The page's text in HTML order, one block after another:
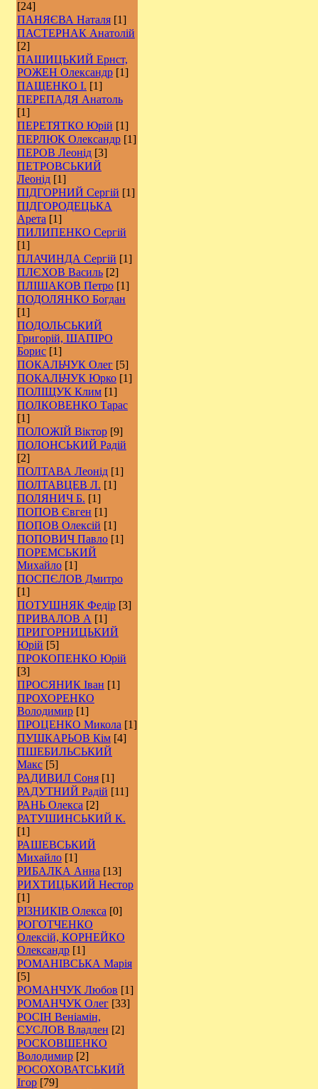
[24]
ПАНЯЄВА Наталя [1]
ПАСТЕРНАК Анатолій
[2]
ПАШИЦЬКИЙ Ернст,
РОЖЕН Олександр [1]
ПАЩЕНКО І. [1]
ПЕРЕПАДЯ Анатоль
[1]
ПЕРЕТЯТКО Юрій [1]
ПЕРЛЮК Олександр [1]
ПЕРОВ Леонід [3]
ПЕТРОВСЬКИЙ
Леонід [1]
ПІДГОРНИЙ Сергій [1]
ПІДГОРОДЕЦЬКА
Арета [1]
ПИЛИПЕНКО Сергій
[1]
ПЛАЧИНДА Сергій [1]
ПЛЄХОВ Василь [2]
ПЛІШАКОВ Петро [1]
ПОДОЛЯНКО Богдан
[1]
ПОДОЛЬСЬКИЙ
Григорій, ШАПІРО
Борис [1]
ПОКАЛЬЧУК Олег [5]
ПОКАЛЬЧУК Юрко [1]
ПОЛІЩУК Клим [1]
ПОЛКОВЕНКО Тарас
[1]
ПОЛОЖІЙ Віктор [9]
ПОЛОНСЬКИЙ Радій
[2]
ПОЛТАВА Леонід [1]
ПОЛТАВЦЕВ Л. [1]
ПОЛЯНИЧ Б. [1]
ПОПОВ Євген [1]
ПОПОВ Олексій [1]
ПОПОВИЧ Павло [1]
ПОРЕМСЬКИЙ
Михайло [1]
ПОСПЄЛОВ Дмитро
[1]
ПОТУШНЯК Федір [3]
ПРИВАЛОВ А [1]
ПРИГОРНИЦЬКИЙ
Юрій [5]
ПРОКОПЕНКО Юрій
[3]
ПРОСЯНИК Іван [1]
ПРОХОРЕНКО
Володимир [1]
ПРОЦЕНКО Микола [1]
ПУШКАРЬОВ Кім [4]
ПШЕБИЛЬСЬКИЙ
Макс [5]
РАДИВИЛ Соня [1]
РАДУТНИЙ Радій [11]
РАНЬ Олекса [2]
РАТУШИНСЬКИЙ К.
[1]
РАШЕВСЬКИЙ
Михайло [1]
РИБАЛКА Анна [13]
РИХТИЦЬКИЙ Нестор
[1]
РІЗНИКІВ Олекса [0]
РОГОТЧЕНКО
Олексій, КОРНЕЙКО
Олександр [1]
РОМАНІВСЬКА Марія
[5]
РОМАНЧУК Любов [1]
РОМАНЧУК Олег [33]
РОСІН Веніамін,
СУСЛОВ Владлен [2]
РОCКОВШЕНКО
Володимир [2]
РОСОХОВАТСЬКИЙ
Ігор [79]